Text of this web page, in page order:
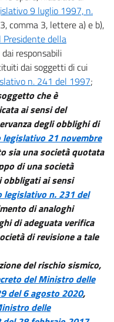
9 luglio 1997, n.
comma 3, lettere a) e b),
Presidente della
dai responsabili
dai soggetti di cui
n. 241 del 1997;
che è
ai sensi del
degli obblighi di
legislativo 21 novembre
sia una società quotata
di una società
ai sensi
legislativo n. 231 del
di analoghi
di adeguata verifica
di revisione a tale
del rischio sismico,
del Ministro delle
del 6 agosto 2020,
delle